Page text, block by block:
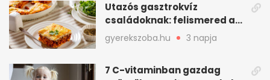
Utazós gasztrokvíz
családoknak: felismered az
asadót és társait?
gyerekszoba.hu 3 napja
7 C-vitaminban gazdag